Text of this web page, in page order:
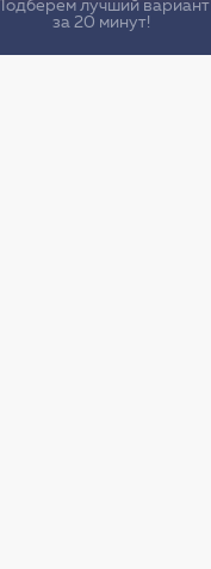
Подберем лучший вариант
за 20 минут!